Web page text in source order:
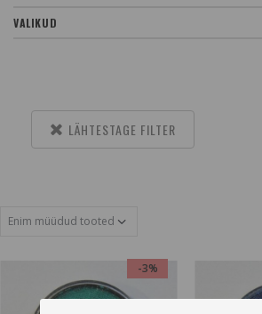
VALIKUD
LÄHTESTAGE FILTER
-3%